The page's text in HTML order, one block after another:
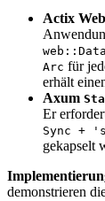
Actix Web
web::Data
Arc für
erhält
Axum
Er
Sync +
gekapselt
demonstrieren